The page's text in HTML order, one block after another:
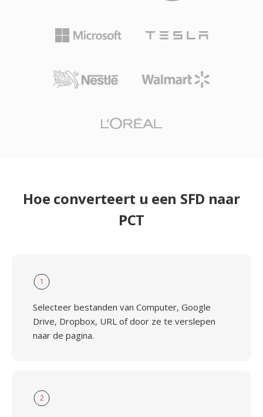
Hoe converteert u een SFD naar
PCT
1
Selecteer bestanden van Computer, Google
Drive, Dropbox, URL of door ze te verslepen
naar de pagina.
2